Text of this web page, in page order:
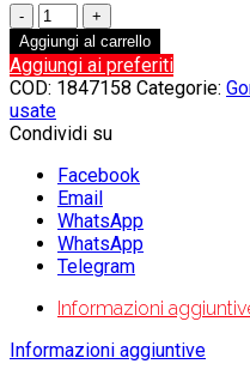
Gomme
4
stagioni
usate
GENERAL
TIRE
R16C
quantità
Aggiungi al carrello
Aggiungi ai preferiti
COD: 1847158 Categorie:
usate
Condividi su
Facebook
Email
WhatsApp
WhatsApp
Telegram
Informazioni
Informazioni aggiuntive